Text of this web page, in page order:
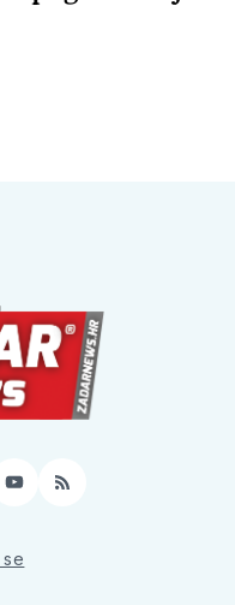
YouTube
RSS